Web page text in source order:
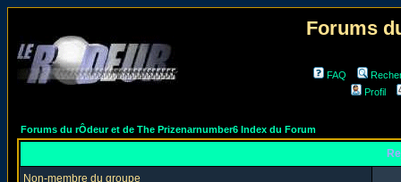
Forums
FAQ
Profil
Forums du rÔdeur et de The Prizenarnumber6 Index du Forum
Non-membre du groupe